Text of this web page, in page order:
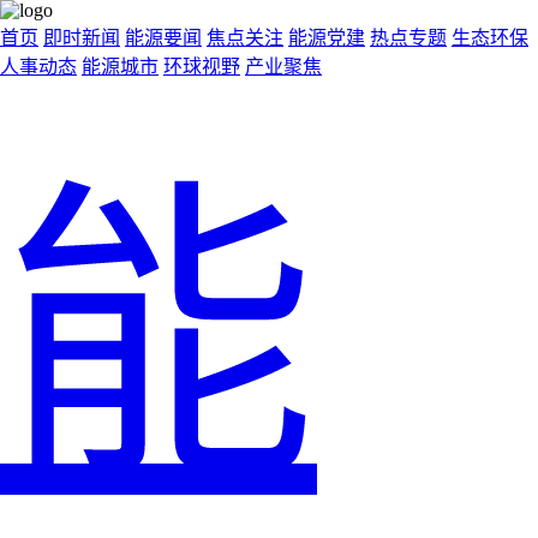
首页 即时新闻 能源要闻 焦点关注 能源党建 热点专题 生态环保
人事动态 能源城市 环球视野 产业聚焦
能